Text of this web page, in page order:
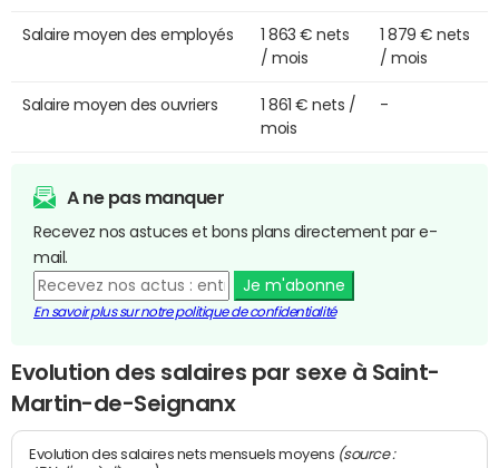
Salaire moyen des employés
1 863 € nets
/ mois
1 879 € nets
/ mois
Salaire moyen des ouvriers
1 861 € nets /
mois
-
A ne pas manquer
Recevez nos astuces et bons plans directement par e-
mail.
Je m'abonne
En savoir plus sur notre politique de confidentialité
Evolution des salaires par sexe à Saint-
Martin-de-Seignanx
Evolution des salaires nets mensuels moyens (source :